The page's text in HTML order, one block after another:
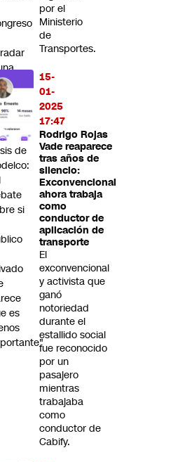
por el
Ministerio
de
Transportes.
15-
01-
2025
17:47
Rodrigo Rojas
Vade reaparece
tras años de
silencio:
Exconvencional
ahora trabaja
como
conductor de
aplicación de
transporte
El
exconvencional
y activista que
ganó
notoriedad
durante el
estallido social
fue reconocido
por un
pasajero
mientras
trabajaba
como
conductor de
Cabify.
de
si
es